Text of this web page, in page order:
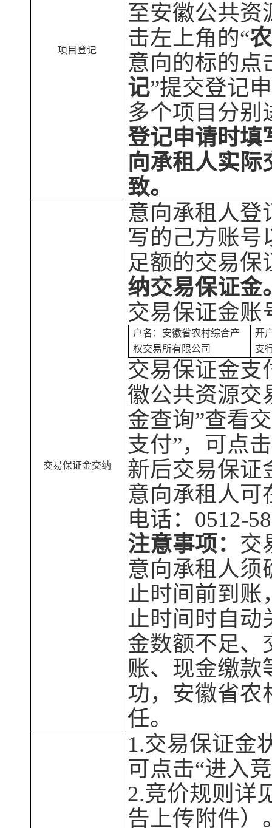
项目登记
至安徽公共资
击左上角的“
意向的标的点
记”提交登记
多个项目分别
登记申请时填
向承租人实际
致。
交易保证金交纳
意向承租人登
写的己方账号
足额的交易保
纳交易保证金
交易保证金账
户名：安徽省农村综合产
权交易所有限公司
开
支
交易保证金支
徽公共资源交
金查询”查看
支付”，可点
新后交易保证
意向承租人可
电话： 0512-
注意事项： 交
意向承租人须
止时间前到账
止时间时自动
金数额不足、
账、现金缴款
功， 安徽省农
任。
1.交易保证金
可点击“进入
2.竞价规则详
告上传附件）